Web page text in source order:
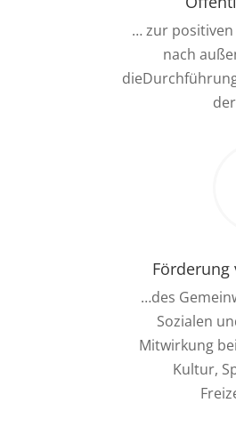
… zur
nach
Förderung
…des
Sozialen
Mitwirkung
Kultur,